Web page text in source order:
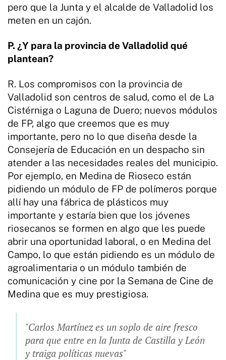
pero que la Junta y el alcalde de Valladolid los
meten en un cajón.
P. ¿Y para la provincia de Valladolid qué
plantean?
R. Los compromisos con la provincia de
Valladolid son centros de salud, como el de La
Cistérniga o Laguna de Duero; nuevos módulos
de FP, algo que creemos que es muy
importante, pero no lo que diseña desde la
Consejería de Educación en un despacho sin
atender a las necesidades reales del municipio.
Por ejemplo, en Medina de Rioseco están
pidiendo un módulo de FP de polímeros porque
allí hay una fábrica de plásticos muy
importante y estaría bien que los jóvenes
riosecanos se formen en algo que les puede
abrir una oportunidad laboral, o en Medina del
Campo, lo que están pidiendo es un módulo de
agroalimentaria o un módulo también de
comunicación y cine por la Semana de Cine de
Medina que es muy prestigiosa.
"Carlos Martínez es un soplo de aire fresco
para que entre en la Junta de Castilla y León
y traiga políticas nuevas"